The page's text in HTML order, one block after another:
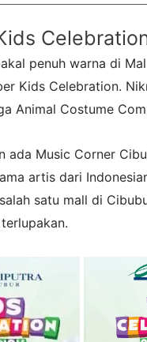
penuh warna di
Kids Celebration.
Animal Costume
ada Music Corner
artis dari
satu mall di